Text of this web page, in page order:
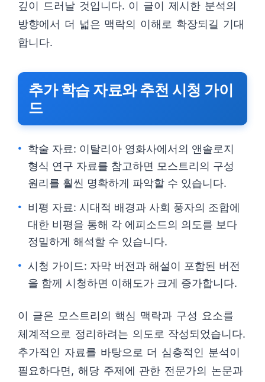
깊이 드러날 것입니다. 이 글이 제시한 분석의
방향에서 더 넓은 맥락의 이해로 확장되길 기대
합니다.
추가 학습 자료와 추천 시청 가이
드
학술 자료: 이탈리아 영화사에서의 앤솔로지
형식 연구 자료를 참고하면 모스트리의 구성
원리를 훨씬 명확하게 파악할 수 있습니다.
비평 자료: 시대적 배경과 사회 풍자의 조합에
대한 비평을 통해 각 에피소드의 의도를 보다
정밀하게 해석할 수 있습니다.
시청 가이드: 자막 버전과 해설이 포함된 버전
을 함께 시청하면 이해도가 크게 증가합니다.
이 글은 모스트리의 핵심 맥락과 구성 요소를
체계적으로 정리하려는 의도로 작성되었습니다.
추가적인 자료를 바탕으로 더 심층적인 분석이
필요하다면, 해당 주제에 관한 전문가의 논문과